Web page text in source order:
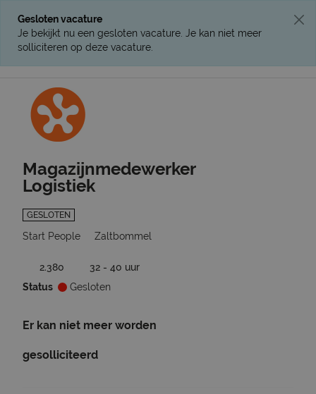
Gesloten vacature
Je bekijkt nu een gesloten vacature. Je kan niet meer
solliciteren op deze vacature.
Magazijnmedewerker
Logistiek
GESLOTEN
Start People Zaltbommel
2.380
32 - 40 uur
Status
Gesloten
Er kan niet meer worden
gesolliciteerd